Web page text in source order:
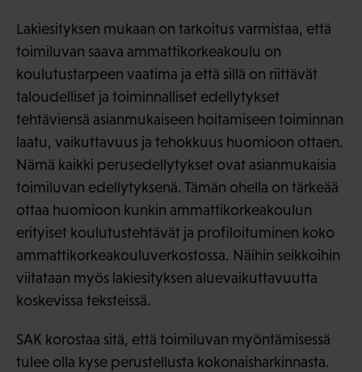
Lakiesityksen mukaan on tarkoitus varmistaa, että
toimiluvan saava ammattikorkeakoulu on
koulutustarpeen vaatima ja että sillä on riittävät
taloudelliset ja toiminnalliset edellytykset
tehtäviensä asianmukaiseen hoitamiseen toiminnan
laatu, vaikuttavuus ja tehokkuus huomioon ottaen.
Nämä kaikki perusedellytykset ovat asianmukaisia
toimiluvan edellytyksenä. Tämän ohella on tärkeää
ottaa huomioon kunkin ammattikorkeakoulun
erityiset koulutustehtävät ja profiloituminen koko
ammattikorkeakouluverkostossa. Näihin seikkoihin
viitataan myös lakiesityksen aluevaikuttavuutta
koskevissa teksteissä.
SAK korostaa sitä, että toimiluvan myöntämisessä
tulee olla kyse perustellusta kokonaisharkinnasta.